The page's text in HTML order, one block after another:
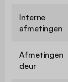
Interne
afmetingen
Afmetingen
deur